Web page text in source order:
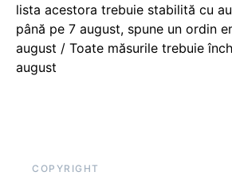
lista acestora trebuie stabilită cu
până pe 7 august, spune un ordin
august / Toate măsurile trebuie
august
COPYRIGHT